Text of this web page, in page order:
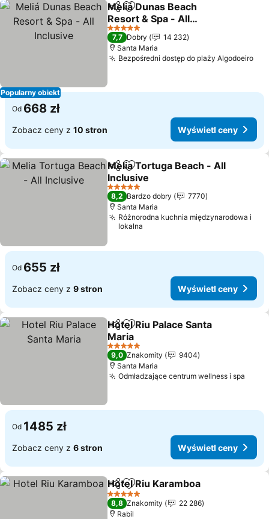
Popularny obiekt
Udostępnij
Dodaj do ulubionych
Meliá Dunas Beach
Resort & Spa - All
Inclusive
5 Kategoria
7,7 Dobry
14 232
Santa Maria
Bezpośredni dostęp do plaży Algodoeiro
Od 668 zł
Zobacz ceny z 10 stron Wyświetl ceny
Udostępnij
Dodaj do ulubionych
Melia Tortuga Beach - All
Inclusive
5 Kategoria
8,2 Bardzo dobry
7770
Santa Maria
Różnorodna kuchnia międzynarodowa i
lokalna
Od 655 zł
Zobacz ceny z 9 stron Wyświetl ceny
UdostępnijDodaj do ulubionych
Hotel Riu Palace Santa
Maria
5 Kategoria
9,0 Znakomity
9404
Santa Maria
Odmładzające centrum wellness i spa
Od 1485 zł
Zobacz ceny z 6 stron Wyświetl ceny
UdostępnijDodaj do ulubionych
Hotel Riu Karamboa
5 Kategoria
8,8 Znakomity
22 286
Rabil